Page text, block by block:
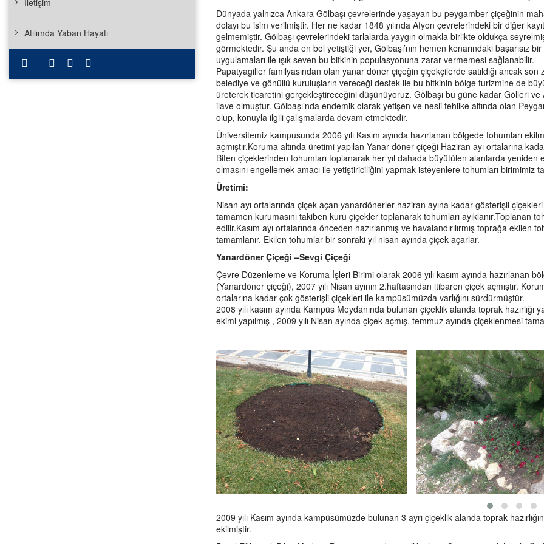
İletişim
Atılımda Yaban Hayatı
Dünyada yalnızca Ankara Gölbaşı çevrelerinde yaşayan bu peygamber çiçeğinin
dolayı bu isim verilmiştir. Her ne kadar 1848 yılında Afyon çevrelerindeki bir diğer
gelmemiştir. Gölbaşı çevrelerindeki tarlalarda yaygın olmakla birlikte oldukça
görmektedir. Şu anda en bol yetiştiği yer, Gölbaşı’nın hemen kenarındaki başarısız
uygulamaları ile ışık seven bu bitkinin populasyonuna zarar vermemesi sağlanabilir.
Papatyagiller familyasından olan yanar döner çiçeğin çiçekçilerde satıldığı ancak
belediye ve gönüllü kuruluşların vereceği destek ile bu bitkinin bölge turizmine de
üreterek ticaretini gerçekleştireceğini düşünüyoruz. Gölbaşı bu güne kadar Gölleri ve
ilave olmuştur. Gölbaşı’nda endemik olarak yetişen ve nesli tehlike altında olan
olup, konuyla ilgili çalışmalarda devam etmektedir.
Üniversitemiz kampusunda 2006 yılı Kasım ayında hazırlanan bölgede tohumları
açmıştır.Koruma altında üretimi yapılan Yanar döner çiçeği Haziran ayı ortalarına
Biten çiçeklerinden tohumları toplanarak her yıl dahada büyütülen alanlarda
olmasını engellemek amacı ile yetiştiriciliğini yapmak isteyenlere tohumları
Üretimi:
Nisan ayı ortalarında çiçek açan yanardönerler haziran ayına kadar gösterişli
tamamen kurumasını takiben kuru çiçekler toplanarak tohumları ayıklanır.Toplanan
edilir.Kasım ayı ortalarında önceden hazırlanmış ve havalandırılırmış toprağa
tamamlanır. Ekilen tohumlar bir sonraki yıl nisan ayında çiçek açarlar.
Yanardöner Çiçeği –Sevgi Çiçeği
Çevre Düzenleme ve Koruma İşleri Birimi olarak 2006 yılı kasım ayında hazırlanan
(Yanardöner çiçeği), 2007 yılı Nisan ayının 2.haftasından itibaren çiçek açmıştır.
ortalarına kadar çok gösterişli çiçekleri ile kampüsümüzda varlığını sürdürmüştür.
2008 yılı kasım ayında Kampüs Meydanında bulunan çiçeklik alanda toprak
ekimi yapılmış , 2009 yılı Nisan ayında çiçek açmış, temmuz ayında çiçeklenmesi
2009 yılı Kasım ayında kampüsümüzde bulunan 3 ayrı çiçeklik alanda toprak
ekilmiştir.